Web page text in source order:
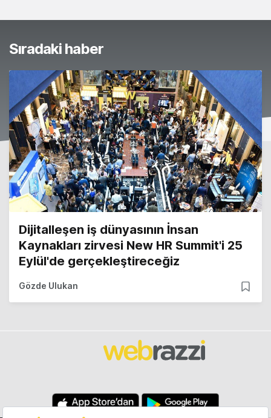
Sıradaki haber
Dijitalleşen iş dünyasının İnsan
Kaynakları zirvesi New HR Summit'i 25
Eylül'de gerçekleştireceğiz
Gözde Ulukan